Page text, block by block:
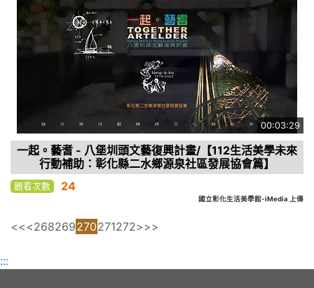
00:03:29
一起。藝耆 - 八堡圳頭文藝復興計畫/【112生活美學未來
行動補助：彰化縣二水鄉源泉社區發展協會篇】
觀看次數 24
國立彰化生活美學館-iMedia 上傳
<<<268269270271272>>>
:::